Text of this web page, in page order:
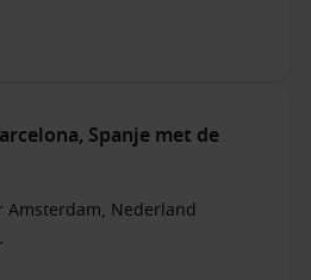
Spanje met de
Amsterdam, Nederland